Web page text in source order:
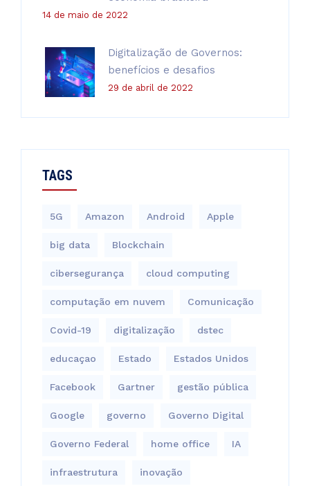
14 de maio de 2022
Digitalização de Governos:
benefícios e desafios
29 de abril de 2022
TAGS
5G Amazon Android Apple
big data Blockchain
cibersegurança cloud computing
computação em nuvem Comunicação
Covid-19 digitalização dstec
educaçao Estado Estados Unidos
Facebook Gartner gestão pública
Google governo Governo Digital
Governo Federal home office IA
infraestrutura inovação